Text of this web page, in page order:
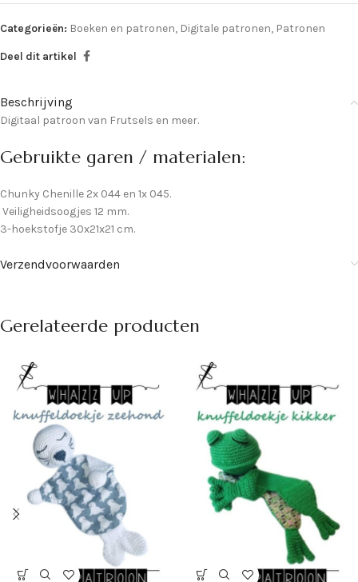
Categorieën: Boeken en patronen, Digitale patronen, Patronen
Deel dit artikel
Beschrijving
Digitaal patroon van Frutsels en meer.
Gebruikte garen / materialen:
Chunky Chenille 2x 044 en 1x 045.
Veiligheidsoogjes 12 mm.
3-hoekstofje 30x21x21 cm.
Verzendvoorwaarden
Gerelateerde producten